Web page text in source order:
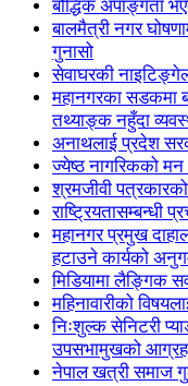
बौद्धिक अपाङ्गता
बालमैत्री नगर
गुनासो
सेवाघरकी
महानगरका सडकमा
तथ्याङ्क नहुँदा
अनाथलाई प्रदेश
ज्येष्ठ नागरिकको
श्रमजीवी
राष्ट्रियतासम्बन्धी
महानगर प्रमुख
हटाउने कार्यको
मिडियामा लैङ्गिक
महिनावारीको
निःशुल्क सेनिटरी
उपसभामुखको आग्रह
नेपाल खत्री समाज